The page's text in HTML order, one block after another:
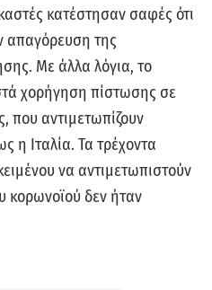
κατέστησαν σαφές ότι
απαγόρευση της
Με άλλα λόγια, το
χορήγηση πίστωσης σε
που αντιμετωπίζουν
η Ιταλία. Τα τρέχοντα
να αντιμετωπιστούν
κορωνοϊού δεν ήταν